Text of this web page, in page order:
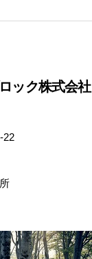
ック株式会社
22